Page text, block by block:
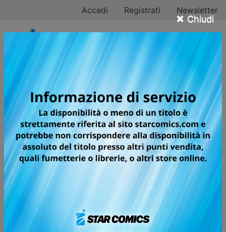
× Chiudi
Accedi Registrati Newsletter
MASHIMA HERO'S
Volumi totali: 1 — Volumi pubblicati: 1
UN VERO E PROPRIO VOLUME
CELEBRATIVO DELLE TRE OPERE
PIÙ RAPPRESENTATIVE DEL
MAESTRO MASHIMA!
Su True Island, l’isola dove si cela la verità, si sono
radunati il team “Rave”, con Haru e i suoi, il team “Fairy
Tail”, con Natsu e gli altri maghi, e il team “Edens Zero”,
con Shiki e compagni! Tutti insieme si ritroveranno a